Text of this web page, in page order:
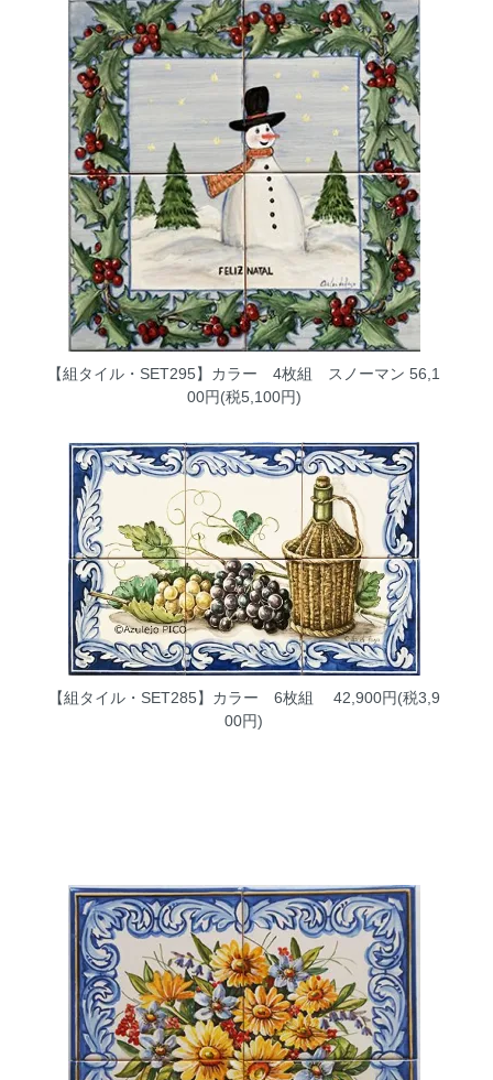
【組タイル・SET295】カラー 4枚組 スノーマン 56,1
00円(税5,100円)
【組タイル・SET285】カラー 6枚組
42,900円(税3,9
00円)